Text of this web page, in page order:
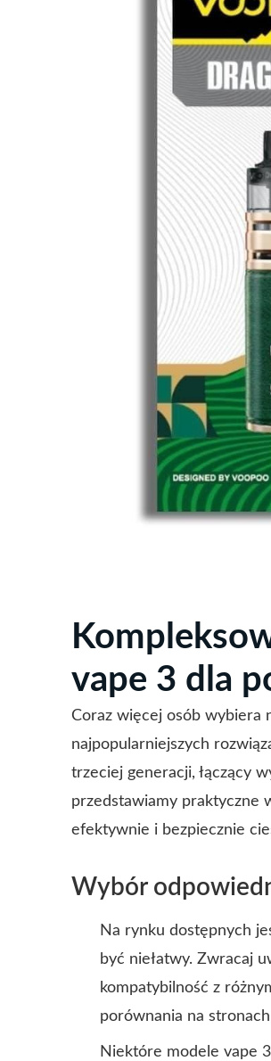
vape 3 dla
Coraz więcej osób wybiera
najpopularniejszych
trzeciej generacji, łączący
przedstawiamy praktyczne
efektywnie i bezpiecznie
Wybór
Na rynku dostępnych
być niełatwy. Zwracaj
kompatybilność z
porównania na
Niektóre modele vape